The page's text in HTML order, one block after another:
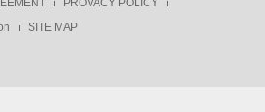
PROVACY POLICY
SITE MAP